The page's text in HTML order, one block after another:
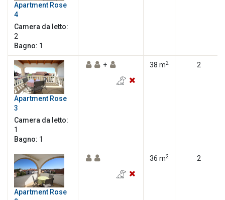
Apartment Rose
4
Camera da letto:
2
Bagno: 1
Apartment Rose
3
Camera da letto:
1
Bagno: 1
+ 38 m2 2
Apartment Rose
36 m2 2